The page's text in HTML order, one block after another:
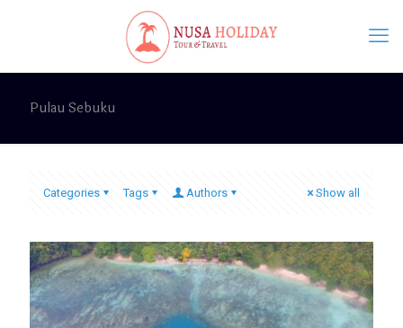
Pulau Sebuku
Categories Tags Authors Show all